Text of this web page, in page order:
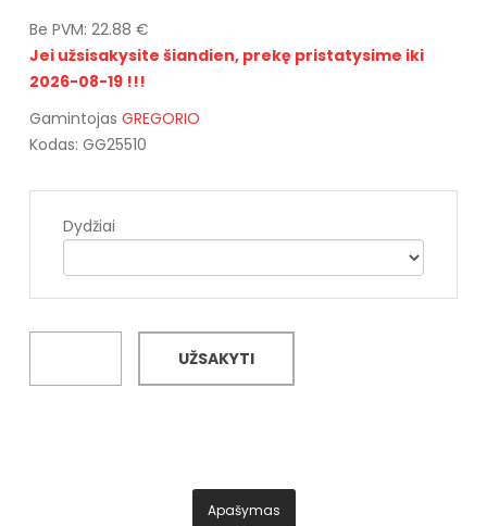
Be PVM: 22.88 €
Jei užsisakysite šiandien, prekę pristatysime iki
2026-08-19 !!!
Gamintojas GREGORIO
Kodas: GG25510
Dydžiai
UŽSAKYTI
Apašymas